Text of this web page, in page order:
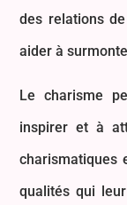
des relations
aider à
Le charisme
inspirer et à
charismatiques
qualités qui